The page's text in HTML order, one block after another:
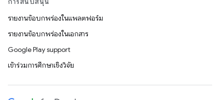
รายงานข้อบกพร่องในแพลตฟอร์ม
รายงานข้อบกพร่องในเอกสาร
Google Play support
เข้าร่วมการศึกษาเชิงวิจัย